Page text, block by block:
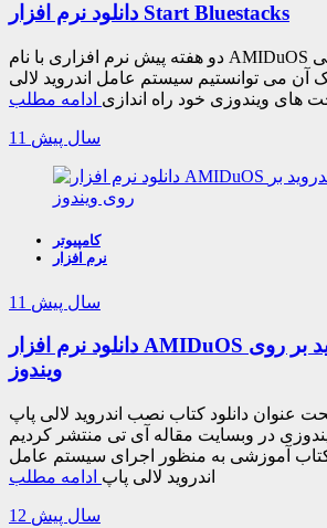
دانلود نرم افزار Start Bluestacks
دو هفته پیش نرم افزاری با نام AMIDuOS در وبسایت مقاله آی تی
می توانستیم سیستم عامل اندروید لالی
های ویندوزی خود راه اندازی ادامه مطلب
11 سال پیش
کامپیوتر
نرم افزار
11 سال پیش
دانلود نرم افزار AMIDuOS برای اجرای اندروید بر روی
ویندوز
عنوان دانلود کتاب نصب اندروید لالی پاپ
در وبسایت مقاله آی تی منتشر کردیم
آموزشی به منظور اجرای سیستم عامل
اندروید لالی پاپ ادامه مطلب
12 سال پیش